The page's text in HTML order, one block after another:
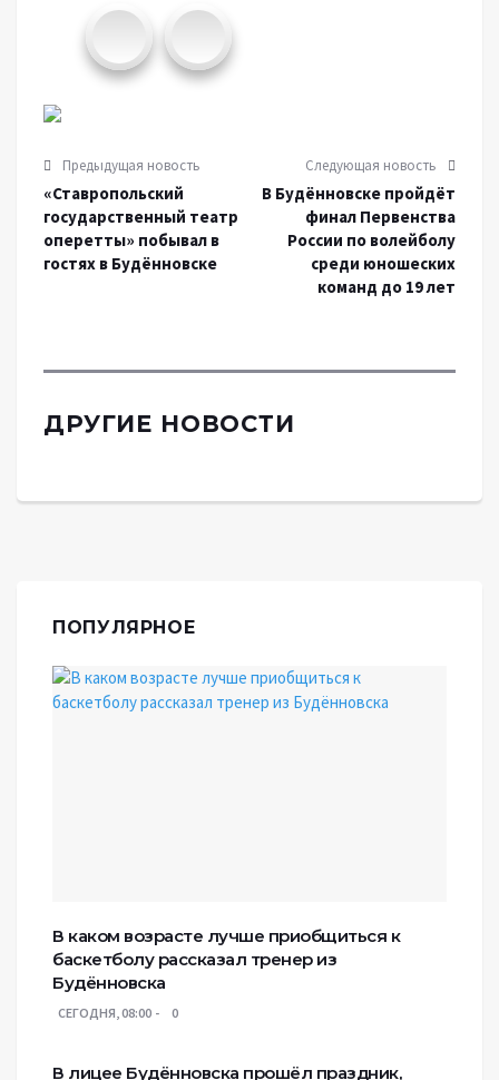
Предыдущая новость
«Ставропольский
государственный театр
оперетты» побывал в
гостях в Будённовске
Следующая новость
В Будённовске пройдёт
финал Первенства
России по волейболу
среди юношеских
команд до 19 лет
ДРУГИЕ НОВОСТИ
ПОПУЛЯРНОЕ
В каком возрасте лучше приобщиться к
баскетболу рассказал тренер из
Будённовска
СЕГОДНЯ, 08:00 0
В лицее Будённовска прошёл праздник,